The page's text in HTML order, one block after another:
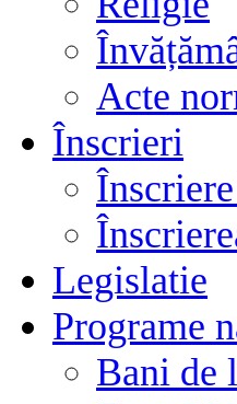
Acte
Înscrieri
Legislatie
Programe
Bani de